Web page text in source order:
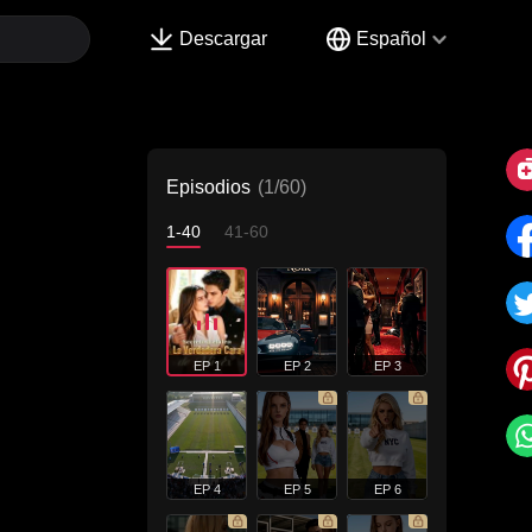
Descargar Español
Episodios (1/60)
1-40 41-60
EP 1 EP 2 EP 3
EP 4 EP 5 EP 6